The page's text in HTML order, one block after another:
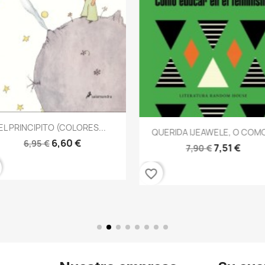
Vista rápida
PRINCIPITO (COLORES...
6,95 € 6,60 €
Vista rápida
QUERIDA IJEAWELE, O
7,90 €7,51 €
favorite_border